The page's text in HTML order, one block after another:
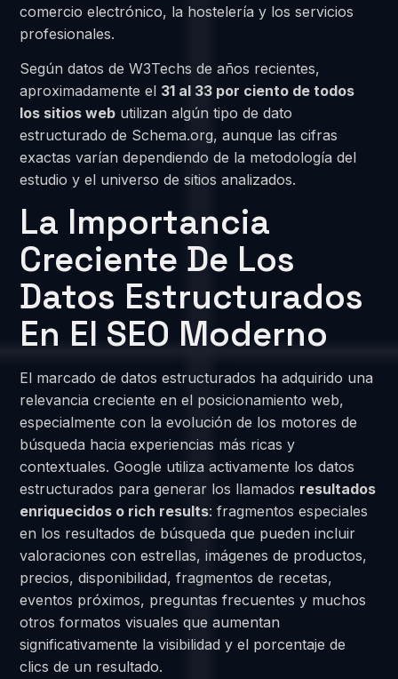
comercio electrónico, la hostelería y los servicios
profesionales.
Según datos de W3Techs de años recientes,
aproximadamente el 31 al 33 por ciento de todos
los sitios web utilizan algún tipo de dato
estructurado de Schema.org, aunque las cifras
exactas varían dependiendo de la metodología del
estudio y el universo de sitios analizados.
La Importancia
Creciente De Los
Datos Estructurados
En El SEO Moderno
El marcado de datos estructurados ha adquirido una
relevancia creciente en el posicionamiento web,
especialmente con la evolución de los motores de
búsqueda hacia experiencias más ricas y
contextuales. Google utiliza activamente los datos
estructurados para generar los llamados resultados
enriquecidos o rich results: fragmentos especiales
en los resultados de búsqueda que pueden incluir
valoraciones con estrellas, imágenes de productos,
precios, disponibilidad, fragmentos de recetas,
eventos próximos, preguntas frecuentes y muchos
otros formatos visuales que aumentan
significativamente la visibilidad y el porcentaje de
clics de un resultado.